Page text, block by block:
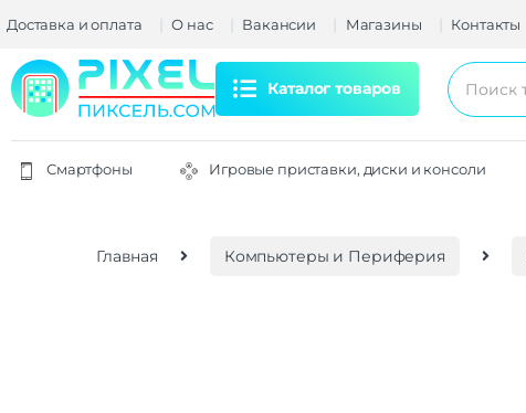
Доставка и оплата О нас Вакансии Магазины Контакты
Каталог товаров
Смартфоны Игровые приставки, диски и консоли
Главная Компьютеры и Периферия